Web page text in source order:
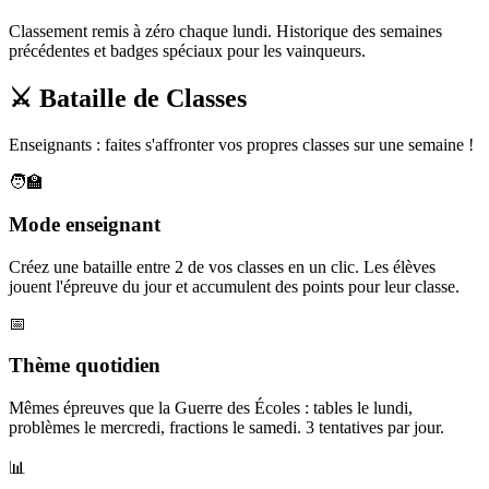
Classement remis à zéro chaque lundi. Historique des semaines
précédentes et badges spéciaux pour les vainqueurs.
⚔️ Bataille de Classes
Enseignants : faites s'affronter vos propres classes sur une semaine !
🧑‍🏫
Mode enseignant
Créez une bataille entre 2 de vos classes en un clic. Les élèves
jouent l'épreuve du jour et accumulent des points pour leur classe.
📅
Thème quotidien
Mêmes épreuves que la Guerre des Écoles : tables le lundi,
problèmes le mercredi, fractions le samedi. 3 tentatives par jour.
📊